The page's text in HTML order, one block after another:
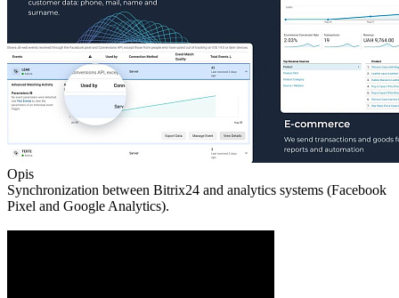
Opis
Synchronization between Bitrix24 and analytics systems (Facebook
Pixel and Google Analytics).